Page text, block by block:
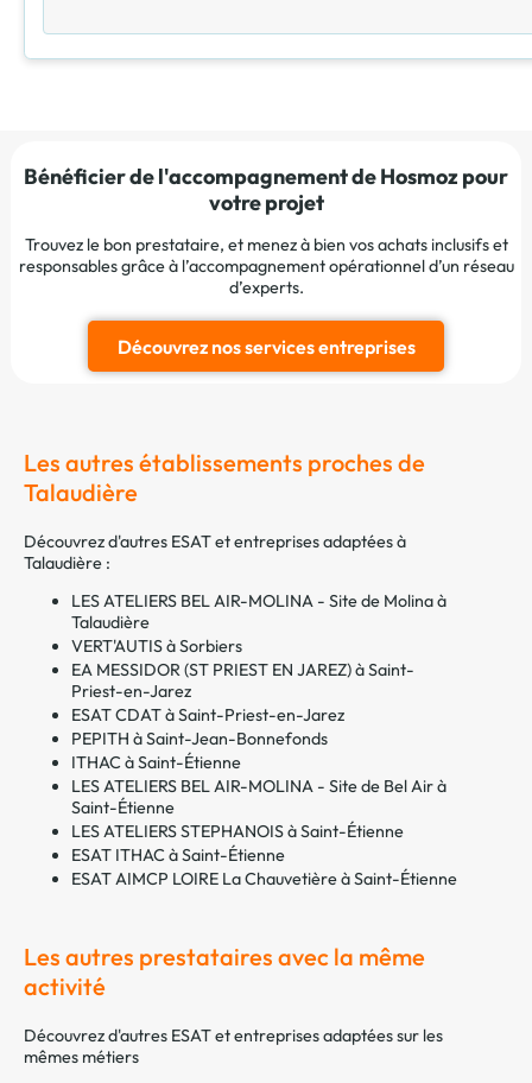
Bénéficier de l'accompagnement de Hosmoz pour
votre projet
Trouvez le bon prestataire, et menez à bien vos achats inclusifs et
responsables grâce à l’accompagnement opérationnel d’un réseau
d’experts.
Découvrez nos services entreprises
Les autres établissements proches de
Talaudière
Découvrez d'autres ESAT et entreprises adaptées à
Talaudière :
LES ATELIERS BEL AIR-MOLINA - Site de Molina à
Talaudière
VERT'AUTIS à Sorbiers
EA MESSIDOR (ST PRIEST EN JAREZ) à Saint-
Priest-en-Jarez
ESAT CDAT à Saint-Priest-en-Jarez
PEPITH à Saint-Jean-Bonnefonds
ITHAC à Saint-Étienne
LES ATELIERS BEL AIR-MOLINA - Site de Bel Air à
Saint-Étienne
LES ATELIERS STEPHANOIS à Saint-Étienne
ESAT ITHAC à Saint-Étienne
ESAT AIMCP LOIRE La Chauvetière à Saint-Étienne
Les autres prestataires avec la même
activité
Découvrez d'autres ESAT et entreprises adaptées sur les
mêmes métiers